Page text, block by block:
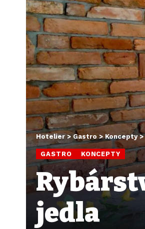
Hotelier > Gastro >Koncepty>
GASTRO KONCEPTY
jedla